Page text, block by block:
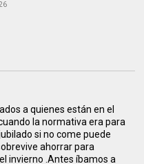
a quienes están en el
la normativa era para
si no come puede
ahorrar para
invierno .Antes íbamos a